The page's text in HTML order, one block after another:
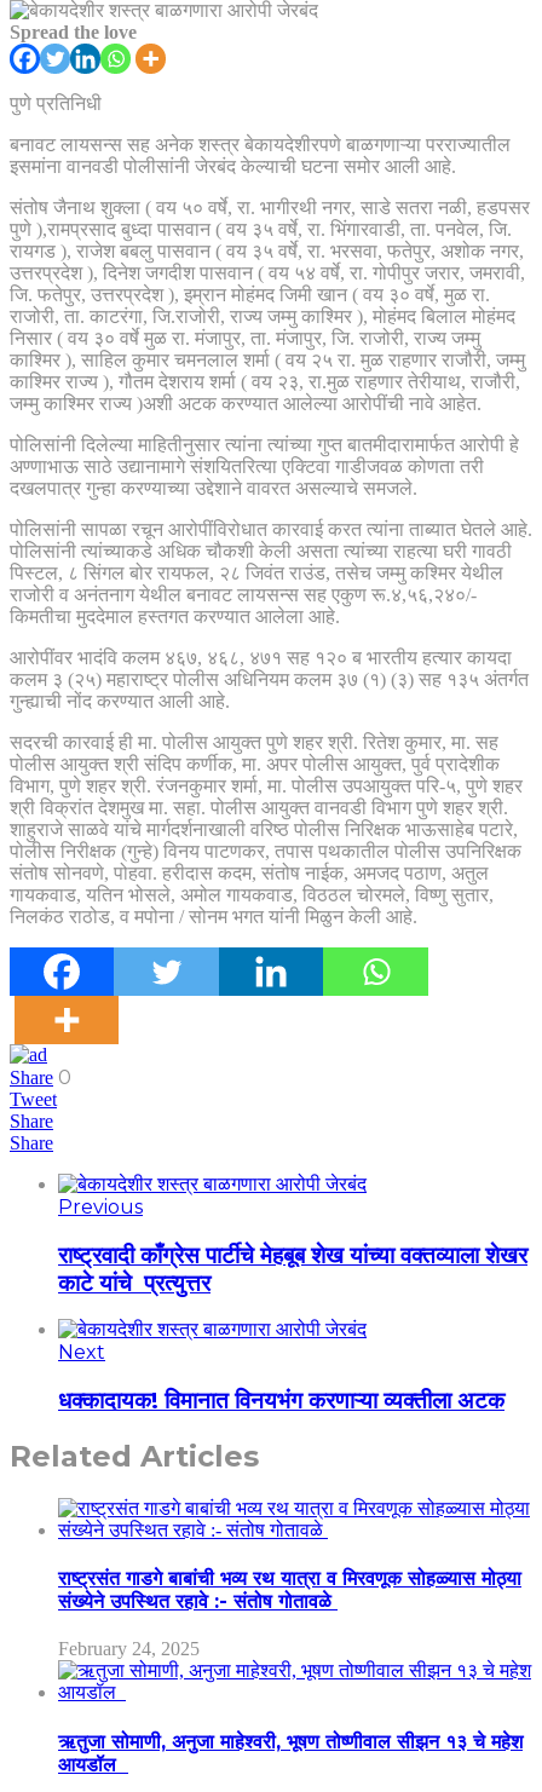
Spread the love
पुणे प्रतिनिधी
बनावट लायसन्स सह अनेक शस्त्र बेकायदेशीरपणे बाळगणाऱ्या परराज्यातील
इसमांना वानवडी पोलीसांनी जेरबंद केल्याची घटना समोर आली आहे.
संतोष जैनाथ शुक्ला ( वय ५० वर्षे, रा. भागीरथी नगर, साडे सतरा नळी, हडपसर
पुणे ),रामप्रसाद बुध्दा पासवान ( वय ३५ वर्षे, रा. भिंगारवाडी, ता. पनवेल, जि.
रायगड ), राजेश बबलु पासवान ( वय ३५ वर्षे, रा. भरसवा, फतेपुर, अशोक नगर,
उत्तरप्रदेश ), दिनेश जगदीश पासवान ( वय ५४ वर्षे, रा. गोपीपुर जरार, जमरावी,
जि. फतेपुर, उत्तरप्रदेश ), इम्रान मोहंमद जिमी खान ( वय ३० वर्षे, मुळ रा.
राजोरी, ता. काटरंगा, जि.राजोरी, राज्य जम्मु काश्मिर ), मोहंमद बिलाल मोहंमद
निसार ( वय ३० वर्षे मुळ रा. मंजापुर, ता. मंजापुर, जि. राजोरी, राज्य जम्मु
काश्मिर ), साहिल कुमार चमनलाल शर्मा ( वय २५ रा. मुळ राहणार राजौरी, जम्मु
काश्मिर राज्य ), गौतम देशराय शर्मा ( वय २३, रा.मुळ राहणार तेरीयाथ, राजौरी,
जम्मु काश्मिर राज्य )अशी अटक करण्यात आलेल्या आरोपींची नावे आहेत.
पोलिसांनी दिलेल्या माहितीनुसार त्यांना त्यांच्या गुप्त बातमीदारामार्फत आरोपी हे
अण्णाभाऊ साठे उद्यानामागे संशयितरित्या एक्टिवा गाडीजवळ कोणता तरी
दखलपात्र गुन्हा करण्याच्या उद्देशाने वावरत असल्याचे समजले.
पोलिसांनी सापळा रचून आरोपींविरोधात कारवाई करत त्यांना ताब्यात घेतले आहे.
पोलिसांनी त्यांच्याकडे अधिक चौकशी केली असता त्यांच्या राहत्या घरी गावठी
पिस्टल, ८ सिंगल बोर रायफल, २८ जिवंत राउंड, तसेच जम्मु कश्मिर येथील
राजोरी व अनंतनाग येथील बनावट लायसन्स सह एकुण रू.४,५६,२४०/-
किमतीचा मुददेमाल हस्तगत करण्यात आलेला आहे.
आरोपींवर भादंवि कलम ४६७, ४६८, ४७१ सह १२० ब भारतीय हत्यार कायदा
कलम ३ (२५) महाराष्ट्र पोलीस अधिनियम कलम ३७ (१) (३) सह १३५ अंतर्गत
गुन्ह्याची नोंद करण्यात आली आहे.
सदरची कारवाई ही मा. पोलीस आयुक्त पुणे शहर श्री. रितेश कुमार, मा. सह
पोलीस आयुक्त श्री संदिप कर्णीक, मा. अपर पोलीस आयुक्त, पुर्व प्रादेशीक
विभाग, पुणे शहर श्री. रंजनकुमार शर्मा, मा. पोलीस उपआयुक्त परि-५, पुणे शहर
श्री विक्रांत देशमुख मा. सहा. पोलीस आयुक्त वानवडी विभाग पुणे शहर श्री.
शाहुराजे साळवे यांचे मार्गदर्शनाखाली वरिष्ठ पोलीस निरिक्षक भाऊसाहेब पटारे,
पोलीस निरीक्षक (गुन्हे) विनय पाटणकर, तपास पथकातील पोलीस उपनिरिक्षक
संतोष सोनवणे, पोहवा. हरीदास कदम, संतोष नाईक, अमजद पठाण, अतुल
गायकवाड, यतिन भोसले, अमोल गायकवाड, विठठल चोरमले, विष्णु सुतार,
निलकंठ राठोड, व मपोना / सोनम भगत यांनी मिळुन केली आहे.
Share 0
Tweet
Share
Share
Previous
राष्ट्रवादी काँग्रेस पार्टीचे मेहबूब शेख यांच्या वक्तव्याला शेखर
काटे यांचे प्रत्युत्तर
Next
धक्कादायक! विमानात विनयभंग करणाऱ्या व्यक्तीला अटक
Related Articles
राष्ट्रसंत गाडगे बाबांची भव्य रथ यात्रा व मिरवणूक सोहळ्यास मोठ्या
संख्येने उपस्थित रहावे :- संतोष गोतावळे
February 24, 2025
ऋतुजा सोमाणी, अनुजा माहेश्वरी, भूषण तोष्णीवाल सीझन १३ चे महेश
आयडॉल